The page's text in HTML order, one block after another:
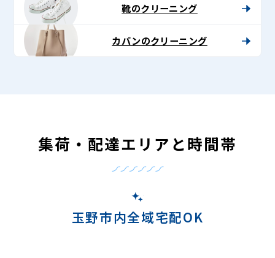
靴のクリーニング
カバンのクリーニング
集荷・配達エリアと時間帯
玉野市内全域宅配OK